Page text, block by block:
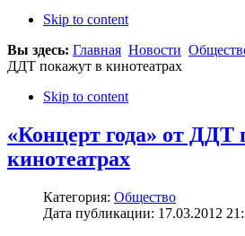
Skip to content
Вы здесь: Главная Новости
ДДТ покажут в кинотеатрах
Skip to content
«Концерт года» от ДДТ
кинотеатрах
Категория: Общество
Дата публикации: 17.03.2012